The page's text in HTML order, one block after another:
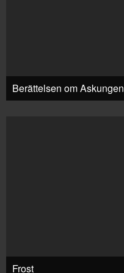
Berättelsen om Askungen
Frost